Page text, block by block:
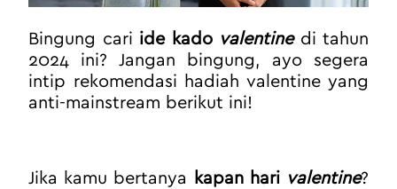
Bingung cari ide kado valentine di tahun
2024 ini? Jangan bingung, ayo segera
intip rekomendasi hadiah valentine yang
anti-mainstream berikut ini!
Jika kamu bertanya kapan hari valentine?